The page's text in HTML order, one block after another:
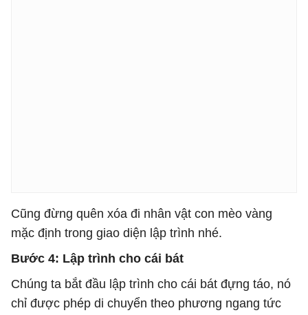
Cũng đừng quên xóa đi nhân vật con mèo vàng
mặc định trong giao diện lập trình nhé.
Bước 4: Lập trình cho cái bát
Chúng ta bắt đầu lập trình cho cái bát đựng táo, nó
chỉ được phép di chuyển theo phương ngang tức